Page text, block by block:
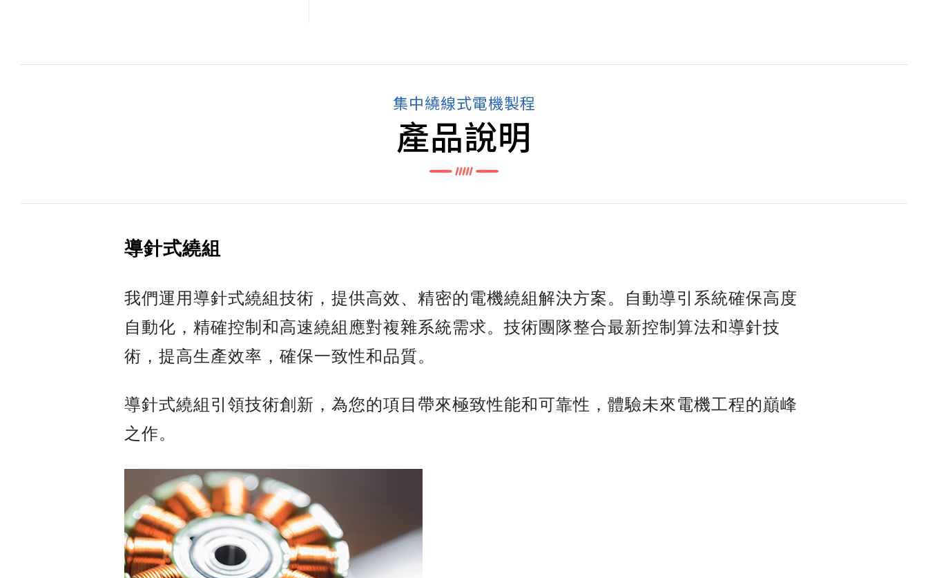
集中繞線式電機製程
產品說明
導針式繞組
我們運用導針式繞組技術，提供高效、精密的電機繞組解決方案。自動導引系統確保高度
自動化，精確控制和高速繞組應對複雜系統需求。技術團隊整合最新控制算法和導針技
術，提高生產效率，確保一致性和品質。
導針式繞組引領技術創新，為您的項目帶來極致性能和可靠性，體驗未來電機工程的巔峰
之作。